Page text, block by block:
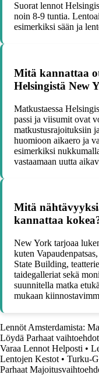
Suorat lennot
noin 8-9 tuntia.
esimerkiksi sään ja
Mitä kannattaa
Helsingistä New
Matkustaessa
passi ja viisumit ovat
matkustusrajoituksiin
huomioon aikaero ja
esimerkiksi
vastaamaan uutta
Mitä
kannattaa
New York tarjoaa
kuten
State Building,
taidegalleriat sekä
suunnitella matka
mukaan
Lennöt Amsterdamista:
Löydä Parhaat
Varaa Lennot Helposti •
Lentojen Kestot • Turku-
Parhaat